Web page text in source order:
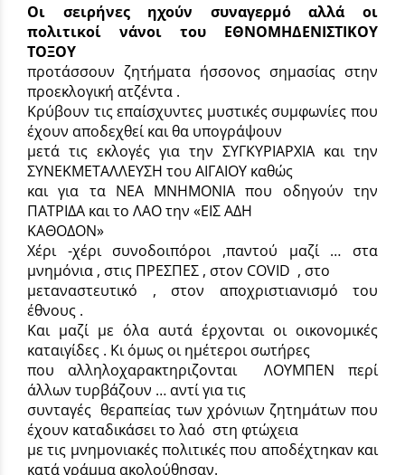
Οι σειρήνες ηχούν συναγερμό αλλά οι
πολιτικοί νάνοι του ΕΘΝΟΜΗΔΕΝΙΣΤΙΚΟΥ
ΤΟΞΟΥ
προτάσσουν ζητήματα ήσσονος σημασίας στην
προεκλογική ατζέντα .
Κρύβουν τις επαίσχυντες μυστικές συμφωνίες που
έχουν αποδεχθεί και θα υπογράψουν
μετά τις εκλογές για την ΣΥΓΚΥΡΙΑΡΧΙΑ και την
ΣΥΝΕΚΜΕΤΑΛΛΕΥΣΗ του ΑΙΓΑΙΟΥ καθώς
και για τα ΝΕΑ ΜΝΗΜΟΝΙΑ που οδηγούν την
ΠΑΤΡΙΔΑ και το ΛΑΟ την «ΕΙΣ ΑΔΗ
ΚΑΘΟΔΟΝ»
Χέρι -χέρι συνοδοιπόροι ,παντού μαζί … στα
μνημόνια , στις ΠΡΕΣΠΕΣ , στον COVID , στο
μεταναστευτικό , στον αποχριστιανισμό του
έθνους .
Και μαζί με όλα αυτά έρχονται οι οικονομικές
καταιγίδες . Κι όμως οι ημέτεροι σωτήρες
που αλληλοχαρακτηριζονται ΛΟΥΜΠΕΝ περί
άλλων τυρβάζουν … αντί για τις
συνταγές θεραπείας των χρόνιων ζητημάτων που
έχουν καταδικάσει το λαό στη φτώχεια
με τις μνημονιακές πολιτικές που αποδέχτηκαν και
κατά γράμμα ακολούθησαν.